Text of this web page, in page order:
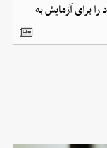
برای آزمایش به